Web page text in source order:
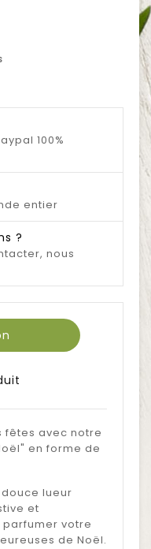
100%
entier
?
nous
fêtes avec notre
en forme de
lueur
et
votre
de Noël.